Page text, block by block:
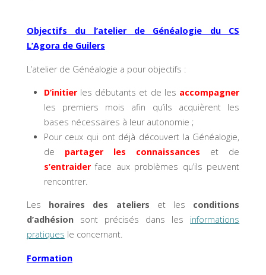
Objectifs du l’atelier de Généalogie du CS
L’Agora de Guilers
L’atelier de Généalogie a pour objectifs :
D’initier les débutants et de les accompagner
les premiers mois afin qu’ils acquièrent les
bases nécessaires à leur autonomie ;
Pour ceux qui ont déjà découvert la Généalogie,
de partager les connaissances et de
s’entraiderface aux problèmes qu’ils peuvent
rencontrer.
Les horaires des ateliers et les conditions
d’adhésionsont précisés dans les informations
pratiques le concernant.
Formation